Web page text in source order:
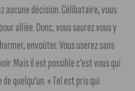
aucune décision. Célibataire, vous
alliée. Donc, vous saurez vous y
envoûter. Vous userez sans
Mais il est possible c’est vous qui
quelqu’un. « Tel est pris qui